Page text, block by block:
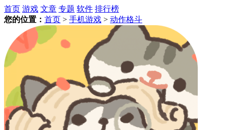
首页 游戏 文章 专题 软件 排行榜
您的位置： 首页 > 手机游戏 > 动作格斗